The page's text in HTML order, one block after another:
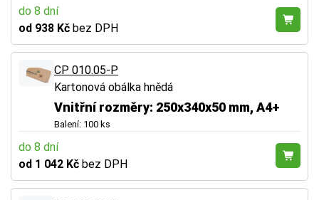
do 8 dní
od 938 Kč bez DPH
CP 010.05-P
Kartonová obálka hnědá
Vnitřní rozměry: 250x340x50 mm, A4+
Balení: 100 ks
do 8 dní
od 1 042 Kč bez DPH